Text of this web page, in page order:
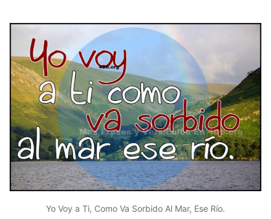
Yo Voy a Ti, Como Va Sorbido Al Mar, Ese Río.